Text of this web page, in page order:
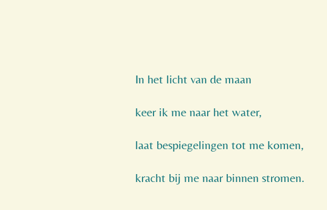
In het licht van de maan
keer ik me naar het water,
laat bespiegelingen tot me komen,
kracht bij me naar binnen stromen.